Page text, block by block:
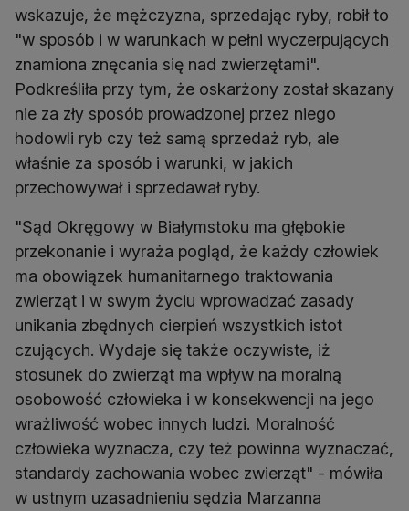
wskazuje, że mężczyzna, sprzedając ryby, robił to
"w sposób i w warunkach w pełni wyczerpujących
znamiona znęcania się nad zwierzętami".
Podkreśliła przy tym, że oskarżony został skazany
nie za zły sposób prowadzonej przez niego
hodowli ryb czy też samą sprzedaż ryb, ale
właśnie za sposób i warunki, w jakich
przechowywał i sprzedawał ryby.
"Sąd Okręgowy w Białymstoku ma głębokie
przekonanie i wyraża pogląd, że każdy człowiek
ma obowiązek humanitarnego traktowania
zwierząt i w swym życiu wprowadzać zasady
unikania zbędnych cierpień wszystkich istot
czujących. Wydaje się także oczywiste, iż
stosunek do zwierząt ma wpływ na moralną
osobowość człowieka i w konsekwencji na jego
wrażliwość wobec innych ludzi. Moralność
człowieka wyznacza, czy też powinna wyznaczać,
standardy zachowania wobec zwierząt" - mówiła
w ustnym uzasadnieniu sędzia Marzanna